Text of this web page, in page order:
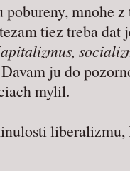
mnohe
tiez treba dat
ju do
mylil.